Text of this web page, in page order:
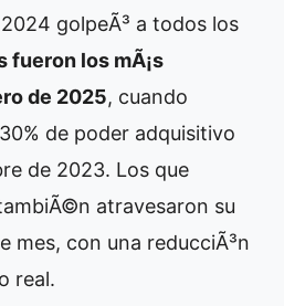
golpeÃ³ a todos los
fueron los mÃ¡s
de 2025, cuando
de poder adquisitivo
de 2023. Los que
atravesaron su
mes, con una reducciÃ³n
real.